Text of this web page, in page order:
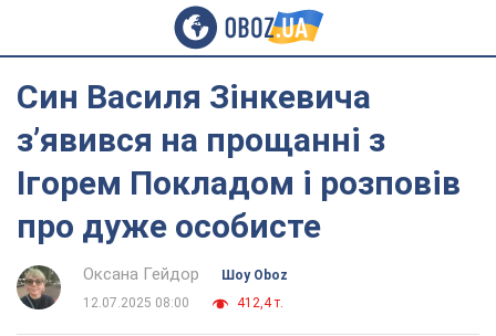
Син Василя Зінкевича
з’явився на прощанні з
Ігорем Покладом і розповів
про дуже особисте
Оксана Гейдор
Шоу Oboz
12.07.2025 08:00
412,4 т.